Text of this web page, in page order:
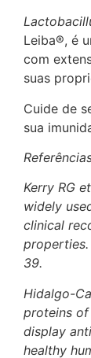
Leiba®, é
com
suas
Cuide de
sua
Kerry RG
widely
clinical
39.
Hidalgo-
proteins of
display
healthy